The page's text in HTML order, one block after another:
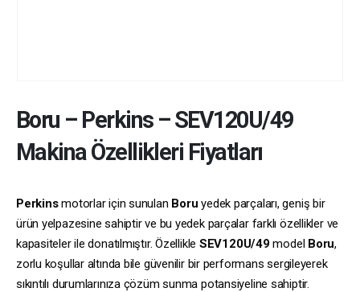
Boru – Perkins–SEV120U/49
Makina Özellikleri Fiyatları
Perkinsmotorlar için sunulan Boru yedek parçaları, geniş bir
ürün yelpazesine sahiptir ve bu yedek parçalar farklı özellikler ve
kapasiteler ile donatılmıştır. Özellikle SEV120U/49 model Boru,
zorlu koşullar altında bile güvenilir bir performans sergileyerek
sıkıntılı durumlarınıza çözüm sunma potansiyeline sahiptir.